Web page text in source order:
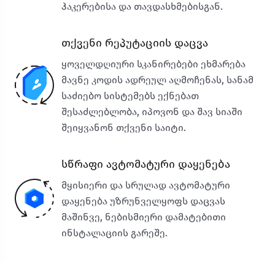
ჰაკერებისა და თავდასხმებისგან.
თქვენი რეპუტაციის დაცვა
ყოველდღიური სკანირებები ეხმარება
მავნე კოდის ადრეულ აღმოჩენას, სანამ
საძიებო სისტემებს ექნებათ
შესაძლებლობა, იპოვონ და შავ სიაში
შეიყვანონ თქვენი საიტი.
სწრაფი ავტომატური დაყენება
მყისიერი და სრულად ავტომატური
დაყენება უზრუნველყოფს დაცვას
მაშინვე, ნებისმიერი დამატებითი
ინსტალაციის გარეშე.